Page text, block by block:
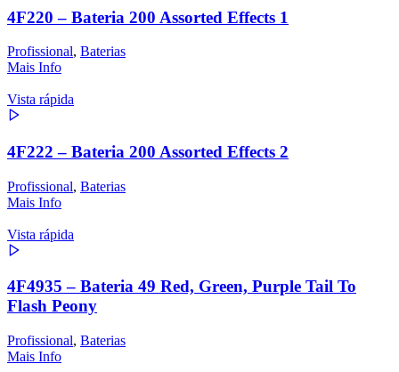
4F220 – Bateria 200 Assorted Effects 1
Profissional, Baterias
Mais Info
Vista rápida
4F222 – Bateria 200 Assorted Effects 2
Profissional, Baterias
Mais Info
Vista rápida
4F4935 – Bateria 49 Red, Green, Purple Tail To
Flash Peony
Profissional, Baterias
Mais Info